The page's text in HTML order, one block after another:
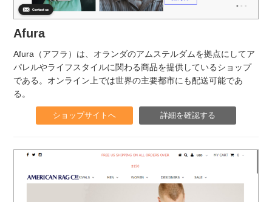
Afura
Afura（アフラ）は、オランダのアムステルダムを拠点にしてア
パレルやライフスタイルに関わる商品を提供しているショップ
である。オンライン上では世界の主要都市にも配送可能であ
る。
ショップサイトへ 詳細を確認する